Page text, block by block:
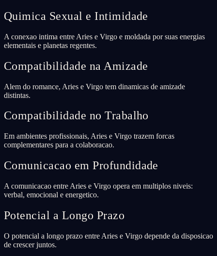
Quimica Sexual e Intimidade
A conexao intima entre Aries e Virgo e moldada por suas energias
elementais e planetas regentes.
Compatibilidade na Amizade
Alem do romance, Aries e Virgo tem dinamicas de amizade
distintas.
Compatibilidade no Trabalho
Em ambientes profissionais, Aries e Virgo trazem forcas
complementares para a colaboracao.
Comunicacao em Profundidade
A comunicacao entre Aries e Virgo opera em multiplos niveis:
verbal, emocional e energetico.
Potencial a Longo Prazo
O potencial a longo prazo entre Aries e Virgo depende da disposicao
de crescer juntos.